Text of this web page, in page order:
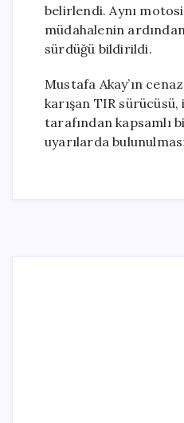
belirlendi. Aynı
müdahalenin
sürdüğü bildirildi.
Mustafa Akay’ın
karışan TIR
tarafından kapsamlı
uyarılarda